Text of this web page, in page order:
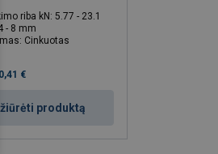
riba kN: 5.77 - 23.1
- 8 mm
Cinkuotas
0,41 €
produktą